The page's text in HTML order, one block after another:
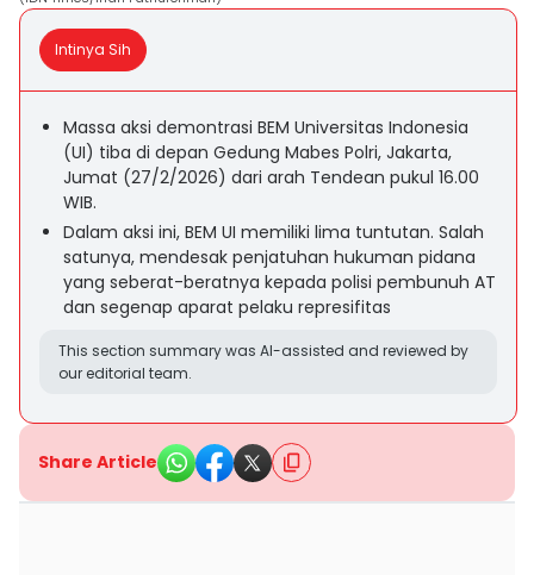
Intinya Sih
Massa aksi demontrasi BEM Universitas Indonesia
(UI) tiba di depan Gedung Mabes Polri, Jakarta,
Jumat (27/2/2026) dari arah Tendean pukul 16.00
WIB.
Dalam aksi ini, BEM UI memiliki lima tuntutan. Salah
satunya, mendesak penjatuhan hukuman pidana
yang seberat-beratnya kepada polisi pembunuh AT
dan segenap aparat pelaku represifitas
This section summary was AI-assisted and reviewed by
our editorial team.
Share Article